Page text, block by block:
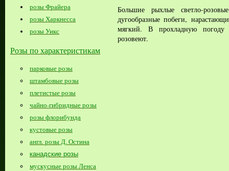
розы Фрайера
розы Харкнесса
розы Уикс
Розы по характеристикам
парковые розы
штамбовые розы
плетистые розы
чайно-гибридные розы
розы флорибунда
кустовые розы
англ. розы Д. Остина
канадские розы
мускусные розы Ленса
Большие рыхлые светло-
дугообразные побеги,
мягкий. В прохладную погоду
розовеют.